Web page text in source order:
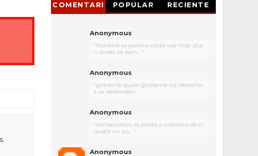
COMENTARI
POPULAR RECIENTE
Anonymous
"morena se parece cada vez más al p
ri antes se llam..."
Anonymous
"gobierne quien gobierne los derecho
s se defienden"
Anonymous
"rechazamos la política salinista de cl
audia no los..."
Anonymous